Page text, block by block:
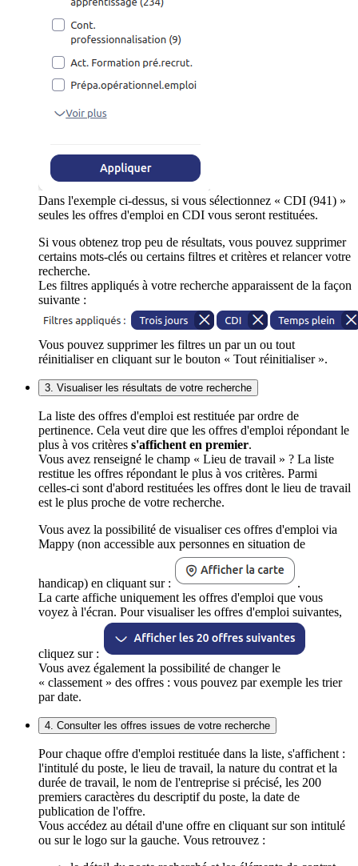
Dans l'exemple ci-dessus, si vous sélectionnez « CDI (941) »
seules les offres d'emploi en CDI vous seront restituées.
Si vous obtenez trop peu de résultats, vous pouvez supprimer
certains mots-clés ou certains filtres et critères et relancer votre
recherche.
Les filtres appliqués à votre recherche apparaissent de la façon
suivante :
Vous pouvez supprimer les filtres un par un ou tout
réinitialiser en cliquant sur le bouton « Tout réinitialiser ».
3. Visualiser les résultats de votre recherche
La liste des offres d'emploi est restituée par ordre de
pertinence. Cela veut dire que les offres d'emploi répondant le
plus à vos critères s'affichent en premier.
Vous avez renseigné le champ « Lieu de travail » ? La liste
restitue les offres répondant le plus à vos critères. Parmi
celles-ci sont d'abord restituées les offres dont le lieu de travail
est le plus proche de votre recherche.
Vous avez la possibilité de visualiser ces offres d'emploi via
Mappy (non accessible aux personnes en situation de
handicap) en cliquant sur :
.
La carte affiche uniquement les offres d'emploi que vous
voyez à l'écran. Pour visualiser les offres d'emploi suivantes,
cliquez sur :
Vous avez également la possibilité de changer le
« classement » des offres : vous pouvez par exemple les trier
par date.
4. Consulter les offres issues de votre recherche
Pour chaque offre d'emploi restituée dans la liste, s'affichent :
l'intitulé du poste, le lieu de travail, la nature du contrat et la
durée de travail, le nom de l'entreprise si précisé, les 200
premiers caractères du descriptif du poste, la date de
publication de l'offre.
Vous accédez au détail d'une offre en cliquant sur son intitulé
ou sur le logo sur la gauche. Vous retrouvez :